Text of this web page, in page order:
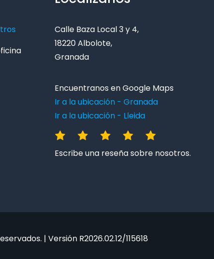
Calle Baza Local 3 y 4,
18220 Albolote,
Granada
Encuentranos en Google Maps
Ir a la ubicación - Granada
Ir a la ubicación - Lleida
Escribe una reseña sobre nosotros.
| Versión R2026.02.12/115618